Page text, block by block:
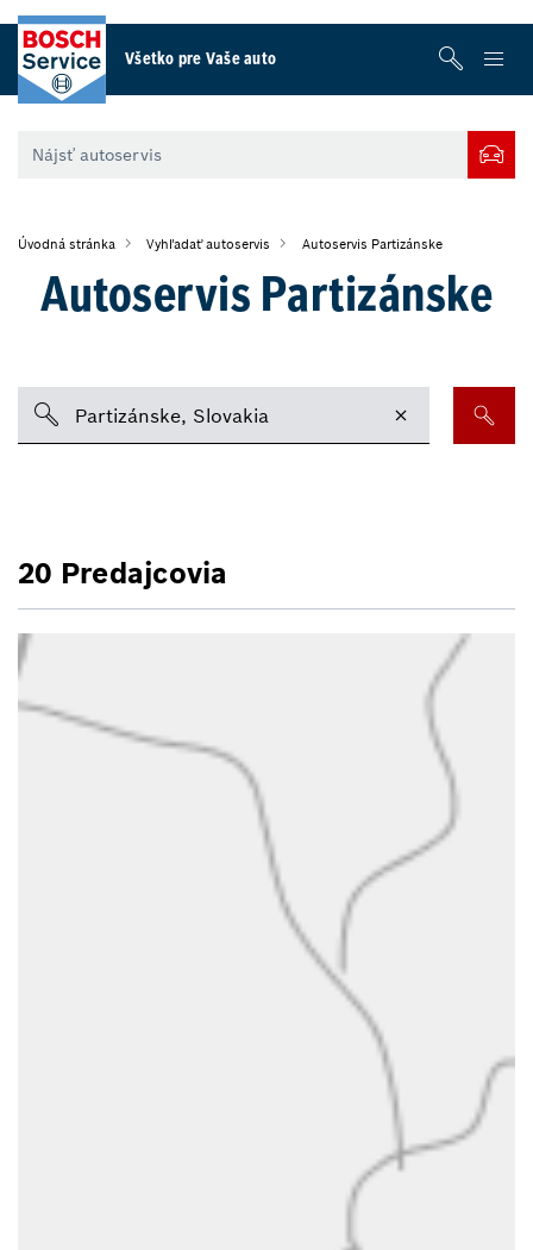
Všetko pre Vaše auto
Úvodná stránka Vyhľadať autoservis Autoservis Partizánske
Autoservis Partizánske